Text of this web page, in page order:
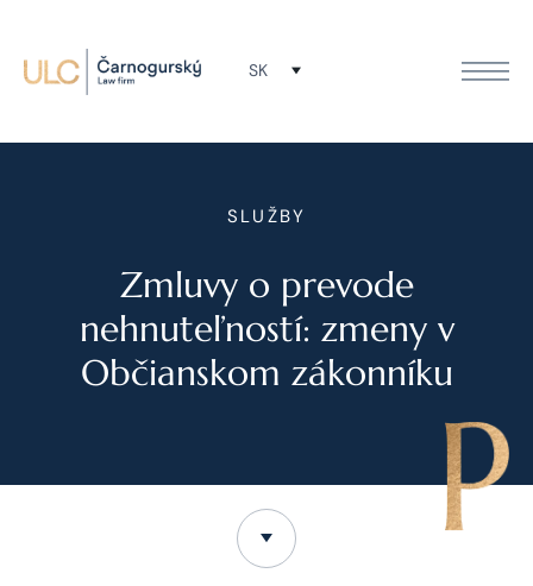
SK
SLUŽBY
Zmluvy o prevode
nehnuteľností: zmeny v
Občianskom zákonníku